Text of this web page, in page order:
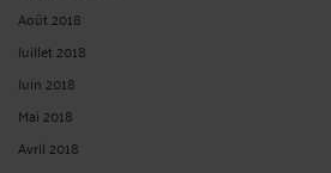
Août 2018
Juillet 2018
Juin 2018
Mai 2018
Avril 2018